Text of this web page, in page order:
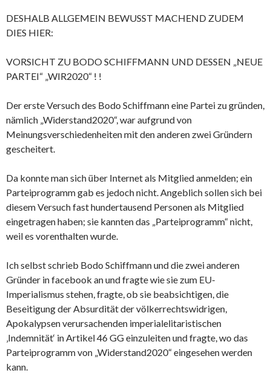
DESHALB ALLGEMEIN BEWUSST MACHEND ZUDEM
DIES HIER:
VORSICHT ZU BODO SCHIFFMANN UND DESSEN „NEUE
PARTEI“ „WIR2020“ ! !
Der erste Versuch des Bodo Schiffmann eine Partei zu gründen,
nämlich „Widerstand2020“, war aufgrund von
Meinungsverschiedenheiten mit den anderen zwei Gründern
gescheitert.
Da konnte man sich über Internet als Mitglied anmelden; ein
Parteiprogramm gab es jedoch nicht. Angeblich sollen sich bei
diesem Versuch fast hundertausend Personen als Mitglied
eingetragen haben; sie kannten das „Parteiprogramm“ nicht,
weil es vorenthalten wurde.
Ich selbst schrieb Bodo Schiffmann und die zwei anderen
Gründer in facebook an und fragte wie sie zum EU-
Imperialismus stehen, fragte, ob sie beabsichtigen, die
Beseitigung der Absurdität der völkerrechtswidrigen,
Apokalypsen verursachenden imperialelitaristischen
‚Indemnität‘ in Artikel 46 GG einzuleiten und fragte, wo das
Parteiprogramm von „Widerstand2020“ eingesehen werden
kann.